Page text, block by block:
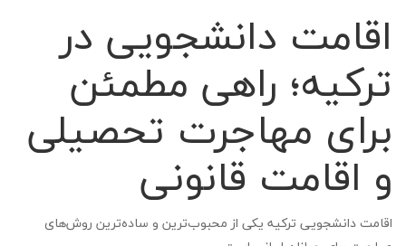
اقامت دانشجویی در
ترکیه؛ راهی مطمئن
برای مهاجرت تحصیلی
و اقامت قانونی
اقامت دانشجویی ترکیه یکی از محبوب‌ترین و ساده‌ترین روش‌های